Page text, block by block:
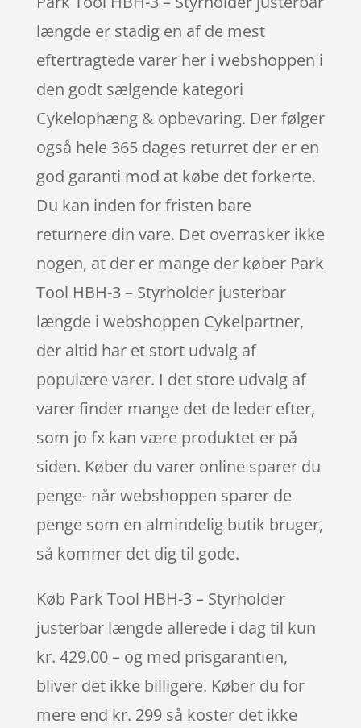
længde er stadig en af de mest
eftertragtede varer her i webshoppen i
den godt sælgende kategori
Cykelophæng & opbevaring. Der følger
også hele 365 dages returret der er en
god garanti mod at købe det forkerte.
Du kan inden for fristen bare
returnere din vare. Det overrasker ikke
nogen, at der er mange der køber Park
Tool HBH-3 – Styrholder justerbar
længde i webshoppen Cykelpartner,
der altid har et stort udvalg af
populære varer. I det store udvalg af
varer finder mange det de leder efter,
som jo fx kan være produktet er på
siden. Køber du varer online sparer du
penge- når webshoppen sparer de
penge som en almindelig butik bruger,
så kommer det dig til gode.
Køb Park Tool HBH-3 – Styrholder
justerbar længde allerede i dag til kun
kr. 429.00 – og med prisgarantien,
bliver det ikke billigere. Køber du for
mere end kr. 299 så koster det ikke